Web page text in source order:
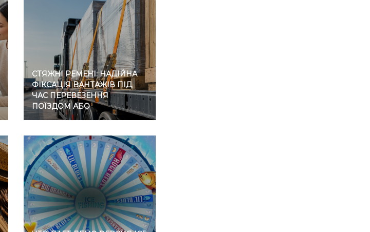
СТЯЖНІ РЕМЕНІ: НАДІЙНА
ФІКСАЦІЯ ВАНТАЖІВ ПІД
ЧАС ПЕРЕВЕЗЕННЯ
ПОЇЗДОМ АБО
АВТОМОБІЛЕМ